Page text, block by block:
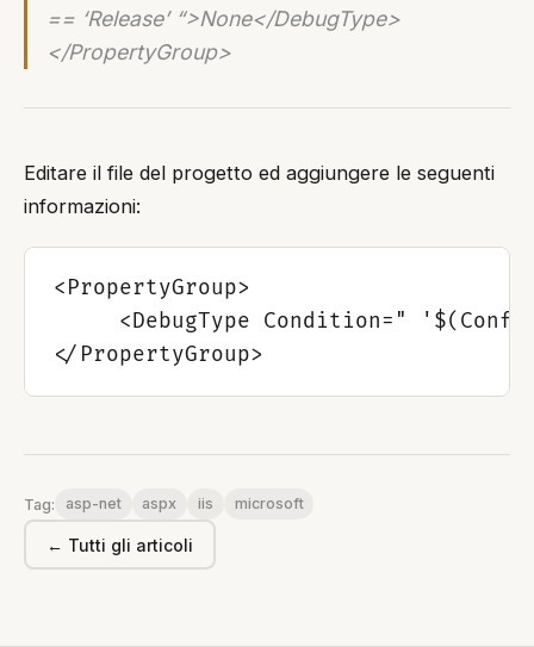
== ‘Release’ “>None</DebugType>
</PropertyGroup>
Editare il file del progetto ed aggiungere le seguenti
informazioni:
<PropertyGroup>
<DebugType Condition="
Tag: asp-net aspx iis microsoft
← Tutti gli articoli